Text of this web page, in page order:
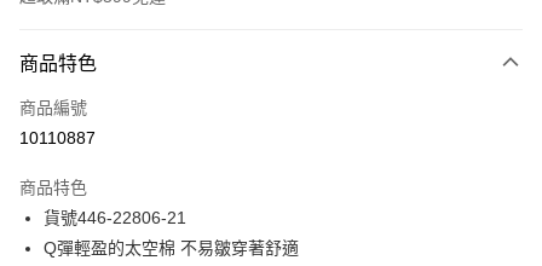
信用卡一次付款
信用卡分期付款
合作金庫商業銀行
華南商業銀行
上海商業儲蓄銀行
台北富邦商業銀行
超商取貨付款
LINE Pay
商品特色
商品編號
10110887
商品特色
貨號446-22806-21
Q彈輕盈的太空棉 不易皺穿著舒適